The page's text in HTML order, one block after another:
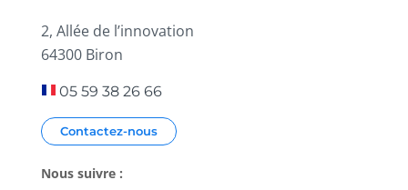
2, Allée de l’innovation
64300 Biron
05 59 38 26 66
Contactez-nous
Nous suivre :